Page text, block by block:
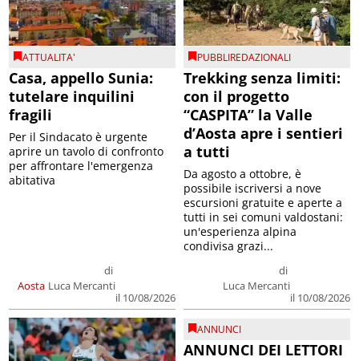
ATTUALITA'
Casa, appello Sunia:
tutelare inquilini
fragili
Aosta
di
Luca Mercanti
il 10/08/2026
Per il Sindacato è urgente
aprire un tavolo di confronto
per affrontare l'emergenza
abitativa
PUBBLIREDAZIONALI
Trekking senza limiti:
con il progetto
“CASPITA” la Valle
d’Aosta apre i sentieri
a tutti
di
Luca Mercanti
il 10/08/2026
Da agosto a ottobre, è
possibile iscriversi a nove
escursioni gratuite e aperte a
tutti in sei comuni valdostani:
un'esperienza alpina
condivisa grazi...
ANNUNCI
ANNUNCI DEI LETTORI